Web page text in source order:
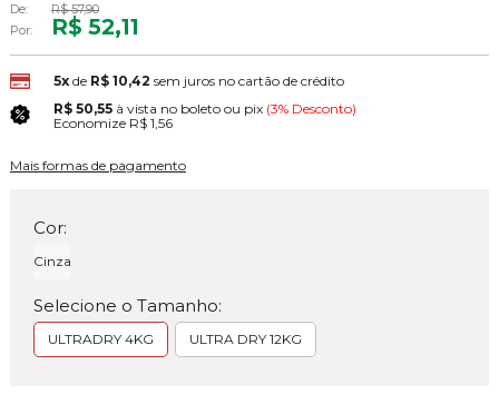
De:
R$ 57,90
Por:
R$ 52,11
5xde R$ 10,42 sem juros no cartão de crédito
R$ 50,55 à vista no boleto ou pix (3% Desconto)
Economize R$ 1,56
Mais formas de pagamento
Cor:
Cinza
Selecione o Tamanho:
ULTRADRY 4KG ULTRA DRY 12KG